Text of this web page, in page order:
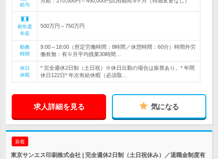
給与
初年度
年収
500万円～750万円
勤務
時間
9:00～18:00（所定労働時間：8時間／休憩時間：60分）時間外労
働有無：有※月平均残業30時間…
休日
休暇
* 完全週休2日制（土日祝）※休日出勤の場合は振替あり。* 年間
休日122日* 年次有給休暇（必須取…
求人詳細を見る 気になる
新着
東京サンエス印刷株式会社 | 完全週休2日制（土日祝休み）／退職金制度有